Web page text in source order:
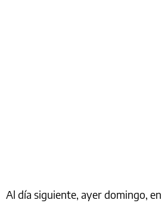
Al día siguiente, ayer domingo, en